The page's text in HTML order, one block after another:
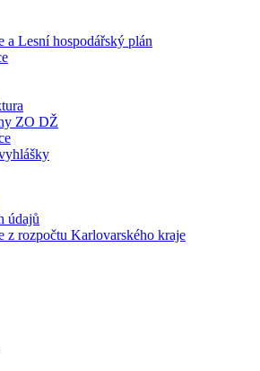
a Lesní hospodářský plán
ZO DŽ
údajů
z rozpočtu Karlovarského kraje